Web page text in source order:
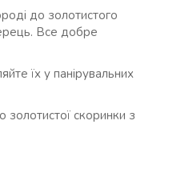
до золотистого
Все добре
їх у панірувальних
золотистої скоринки з